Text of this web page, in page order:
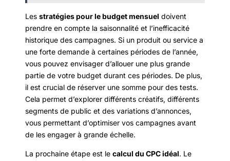
Les stratégies pour le budget mensuel doivent
prendre en compte la saisonnalité et l’inefficacité
historique des campagnes. Si un produit ou service a
une forte demande à certaines périodes de l’année,
vous pouvez envisager d’allouer une plus grande
partie de votre budget durant ces périodes. De plus,
il est crucial de réserver une somme pour des tests.
Cela permet d’explorer différents créatifs, différents
segments de public et des variations d’annonces,
vous permettant d’optimiser vos campagnes avant
de les engager à grande échelle.
La prochaine étape est le calcul du CPC idéal. Le